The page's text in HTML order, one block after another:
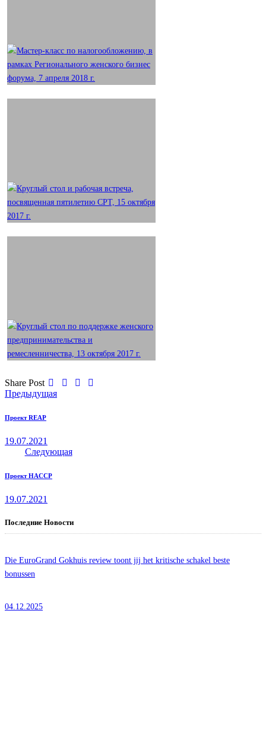
Share Post
Навигация
по
Предыдущая
Проект REAP
19.07.2021
Следующая
Проект HACCP
19.07.2021
Последние Новости
Die EuroGrand Gokhuis review toont jij het kritische schakel beste
bonussen
04.12.2025